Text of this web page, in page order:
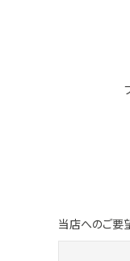
当店へのご要